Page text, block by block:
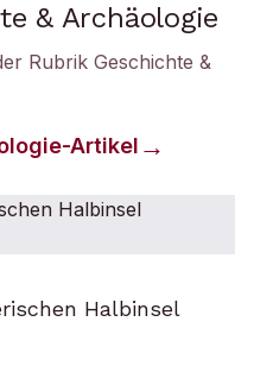
& Archäologie
Rubrik Geschichte &
-Artikel
Halbinsel